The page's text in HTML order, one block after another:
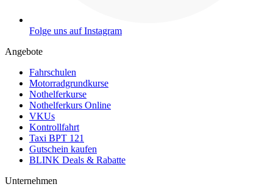
Folge uns auf Instagram
Angebote
Fahrschulen
Motorradgrundkurse
Nothelferkurse
Nothelferkurs Online
VKUs
Kontrollfahrt
Taxi BPT 121
Gutschein kaufen
BLINK Deals & Rabatte
Unternehmen